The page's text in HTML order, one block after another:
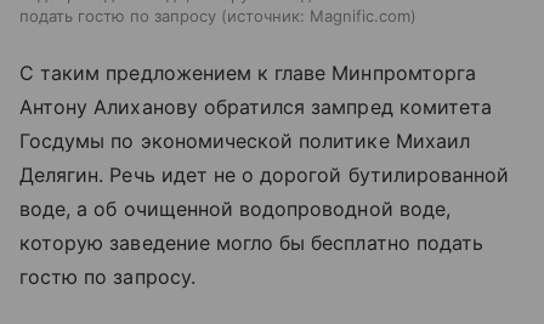
подать гостю по запросу
источник: Magnific.com
С таким предложением к главе Минпромторга
Антону Алиханову обратился зампред комитета
Госдумы по экономической политике Михаил
Делягин. Речь идет не о дорогой бутилированной
воде, а об очищенной водопроводной воде,
которую заведение могло бы бесплатно подать
гостю по запросу.